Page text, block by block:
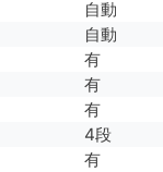
自動
自動
有
有
有
4段
有